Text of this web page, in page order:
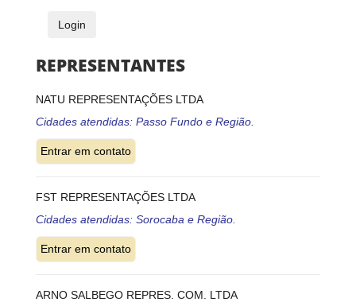
REPRESENTANTES
NATU REPRESENTAÇÕES LTDA
Cidades atendidas: Passo Fundo e Região.
FST REPRESENTAÇÕES LTDA
Cidades atendidas: Sorocaba e Região.
ARNO SALBEGO REPRES. COM. LTDA